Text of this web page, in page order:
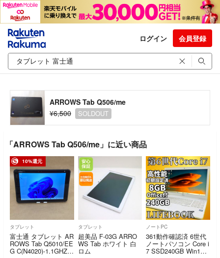
ログイン 会員登録
ARROWS Tab Q506/me
¥6,500
SOLDOUT
「ARROWS Tab Q506/me」に近い商品
10%還元
タブレット
富士通 タブレット AR
ROWS Tab Q5010/EE
G C(N4020)-1.1GHZ 4
タブレット
超美品 F-03G ARRO
WS Tab ホワイト 白
ロム
ノートPC
361動作確認済 6世代
ノートパソコン Core i
7 SSD240GB Win1